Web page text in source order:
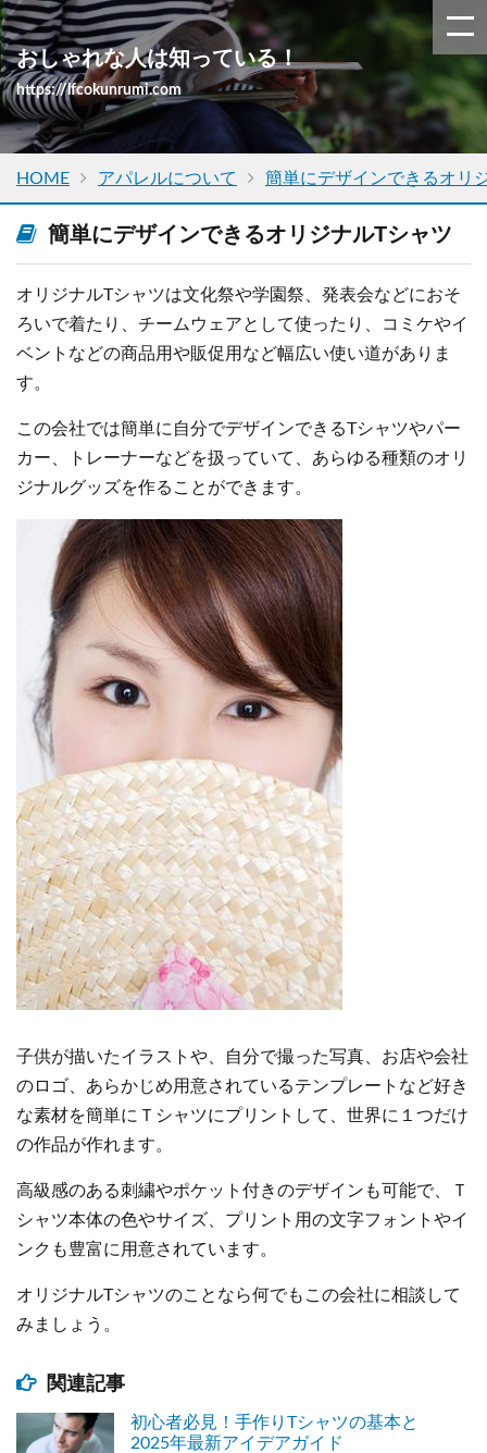
おしゃれな人は知っている！
https://lfcokunrumi.com
HOME アパレルについて 簡単にデザインできるオリ
簡単にデザインできるオリジナルTシャツ
オリジナルTシャツは文化祭や学園祭、発表会などにおそ
ろいで着たり、チームウェアとして使ったり、コミケやイ
ベントなどの商品用や販促用など幅広い使い道がありま
す。
この会社では簡単に自分でデザインできるTシャツやパー
カー、トレーナーなどを扱っていて、あらゆる種類のオリ
ジナルグッズを作ることができます。
子供が描いたイラストや、自分で撮った写真、お店や会社
のロゴ、あらかじめ用意されているテンプレートなど好き
な素材を簡単にＴシャツにプリントして、世界に１つだけ
の作品が作れます。
高級感のある刺繍やポケット付きのデザインも可能で、Ｔ
シャツ本体の色やサイズ、プリント用の文字フォントやイ
ンクも豊富に用意されています。
オリジナルTシャツのことなら何でもこの会社に相談して
みましょう。
関連記事
初心者必見！手作りTシャツの基本と
2025年最新アイデアガイド